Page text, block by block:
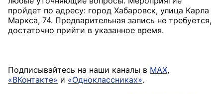
пройдет по адресу: город Хабаровск, улица Карла
Маркса, 74. Предварительная запись не требуется,
достаточно прийти в указанное время.
Подписывайтесь на наши каналы в MAX,
«ВКонтакте» и «Одноклассниках».